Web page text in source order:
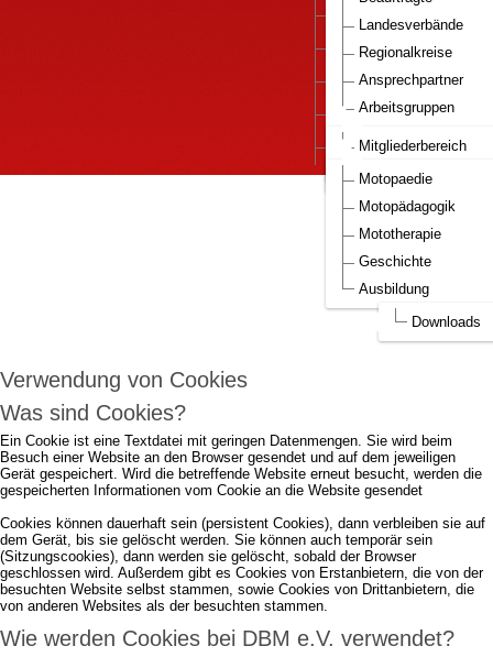
Landesverbände
Regionalkreise
Ansprechpartner
Arbeitsgruppen
Pressestimmen
DBM e.V.-Bestellservice
Mitglied werden..
Mitgliederbereich
Aufnahmeantrag
Infos Motopaedie
Motopaedie
Motopädagogik
Mototherapie
Geschichte
Ausbildung
Downloads
Um die Webseite optimal gestalten und
fortlaufend verbessern zu können, verwendet
Durch die weitere Nutzung der Webseite stimmen Sie der Verwendung von
Verwendung von Cookies
Was sind Cookies?
Ein Cookie ist eine Textdatei mit geringen Datenmengen. Sie wird beim
Besuch einer Website an den Browser gesendet und auf dem jeweiligen
Gerät gespeichert. Wird die betreffende Website erneut besucht, werden die
gespeicherten Informationen vom Cookie an die Website gesendet
Cookies können dauerhaft sein (persistent Cookies), dann verbleiben sie auf
dem Gerät, bis sie gelöscht werden. Sie können auch temporär sein
(Sitzungscookies), dann werden sie gelöscht, sobald der Browser
geschlossen wird. Außerdem gibt es Cookies von Erstanbietern, die von der
besuchten Website selbst stammen, sowie Cookies von Drittanbietern, die
von anderen Websites als der besuchten stammen.
Wie werden Cookies bei DBM e.V. verwendet?